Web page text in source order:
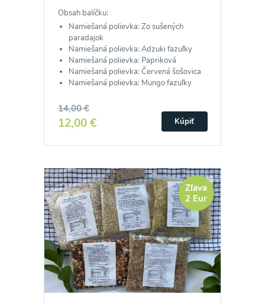
Obsah balíčku:
Namiešaná polievka: Zo sušených
paradajok
Namiešaná polievka: Adzuki fazuľky
Namiešaná polievka: Papriková
Namiešaná polievka: Červená šošovica
Namiešaná polievka: Mungo fazuľky
14,00 €
12,00 € Kúpiť
Zľava
2 Eur